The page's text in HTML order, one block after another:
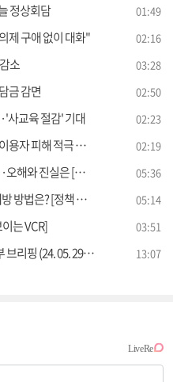
정상회담 01:49
제 구애 없이 대화" 02:16
소 03:28
금 감면 02:50
사교육 절감' 기대 02:23
피해 적극 구제 02:19
은 [정책 바로보기] 05:36
? [정책 바로보기] 05:14
는 VCR] 03:51
(24. 05. 29. 11시) 13:07